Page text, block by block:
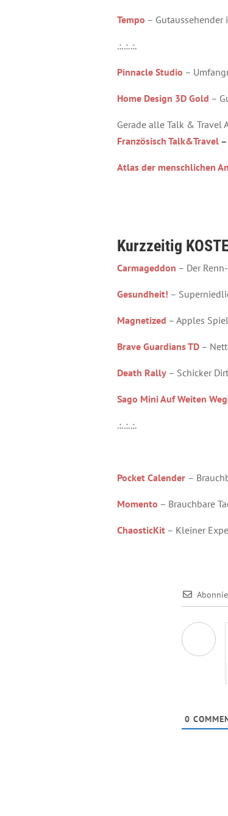
Tempo –
.:..:..:.
Pinnacle Studio –
Home Design 3D Gold –
Gerade alle Talk & Travel
Französisch Talk&Travel –
Atlas der menschlichen
Kurzzeitig
Carmageddon – Der
Gesundheit! –
Magnetized – Apples
Brave Guardians TD –
Death Rally – Schicker
Sago Mini Auf Weiten
.:..:..:.
Pocket Calender –
Momento – Brauchbare
ChaosticKit – Kleiner
0